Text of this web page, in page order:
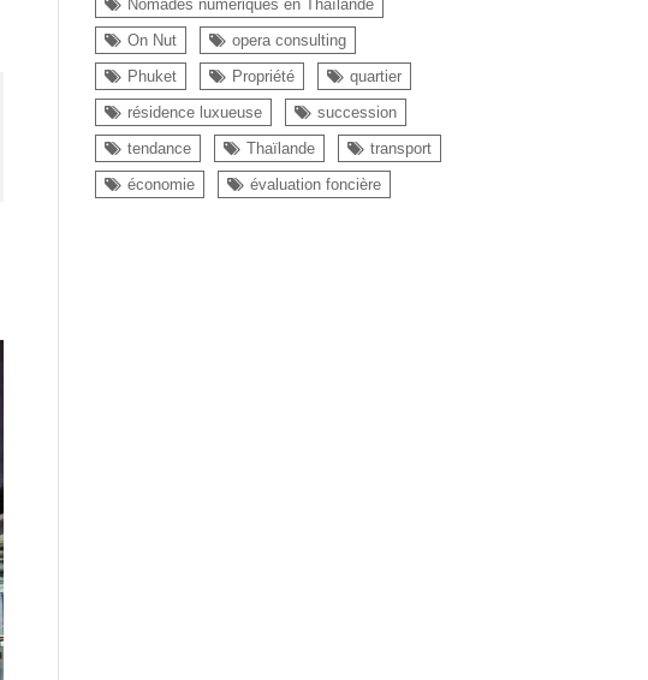
Nomades numériques en Thaïlande
On Nut
opera consulting
Phuket
Propriété
quartier
résidence luxueuse
succession
tendance
Thaïlande
transport
économie
évaluation foncière